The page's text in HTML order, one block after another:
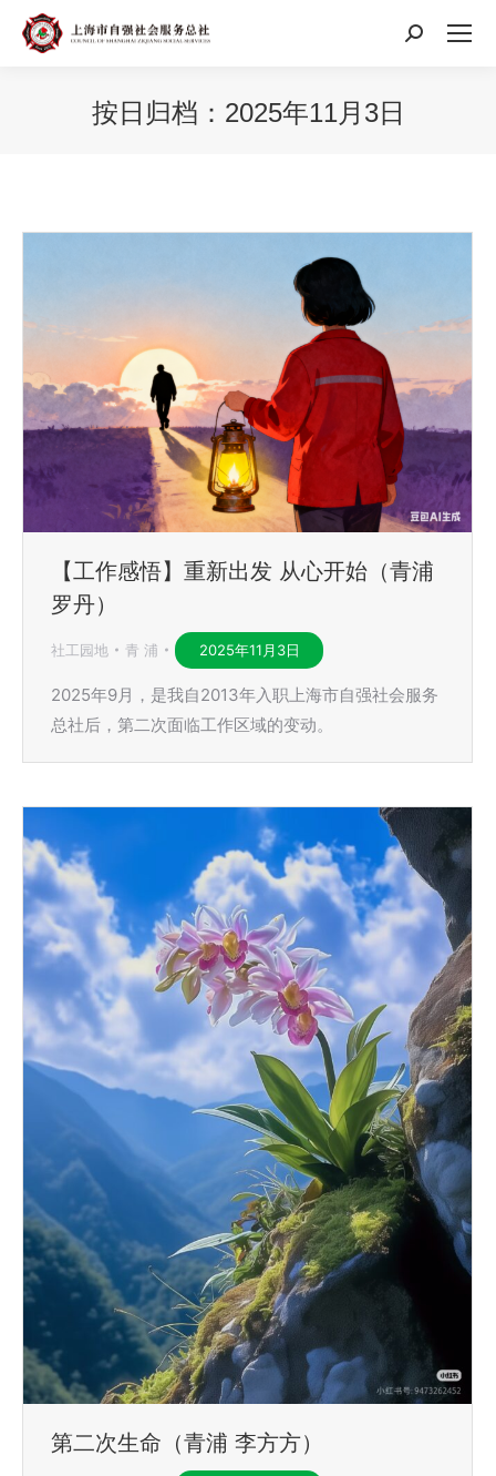
搜
按日归档： 2025年11月3日
【工作感悟】重新出发 从心开始（青浦
罗丹）
社工园地 青 浦 2025年11月3日
2025年9月，是我自2013年入职上海市自强社会服务
总社后，第二次面临工作区域的变动。
第二次生命（青浦 李方方）